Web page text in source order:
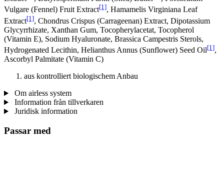
Vulgare (Fennel) Fruit Extract[1], Hamamelis Virginiana Leaf
Extract[1], Chondrus Crispus (Carrageenan) Extract, Dipotassium
Glycyrrhizate, Xanthan Gum, Tocopherylacetat, Tocopherol
(Vitamin E), Sodium Hyaluronate, Brassica Campestris Sterols,
Hydrogenated Lecithin, Helianthus Annus (Sunflower) Seed Oil[1],
Ascorbyl Palmitate (Vitamin C)
aus kontrolliert biologischem Anbau
Om airless system
Information från tillverkaren
Juridisk information
Passar med